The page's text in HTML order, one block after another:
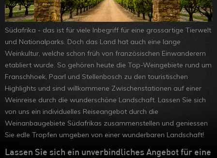
Kontakt
ARVB
Kenia
Tansania &
Sansibar
Malawi
Ruanda
Uganda
Äthiopien
Madagaskar
Südafrika - das ist für viele Inbegriff für eine grossartige Tierwelt
und Nationalparks. Doch das Land hat auch eine lange
Weinkultur, welche schon früh von französischen Einwanderern
etabliert wurde. So gehören heute die Top-Weingebiete rund um
Franschhoek, Paarl und Stellenbosch zu den touristischen
Highlights und sind willkommene Zwischenstationen auf einer
Weinreise durch die wunderschöne Landschaft. Lassen Sie sich
von uns ein individuelles Reiseangebot durch die
Weinanbaugebiete Südafrikas zusammenstellen und geniessen
Sie edle Tropfen umgeben von einer wunderbaren Landschaft!
Lassen Sie sich ein unverbindliches Angebot für eine